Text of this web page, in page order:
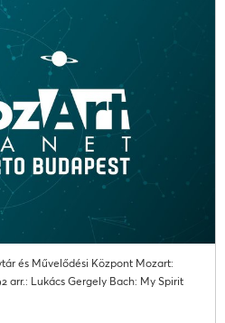
és Művelődési Központ Mozart:
arr.: Lukács Gergely Bach: My Spirit